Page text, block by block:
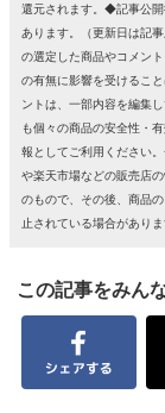
還元されます。◆記事公開
あります。（更新日は記
の選定した商品やコメン
の有無に影響を受けるこ
ントは、一部内容を編集
も個々の商品の安全性・
報としてご利用ください
や楽天市場などの販売店
のもので、その後、商品
止されている場合がありま
この記事をみん